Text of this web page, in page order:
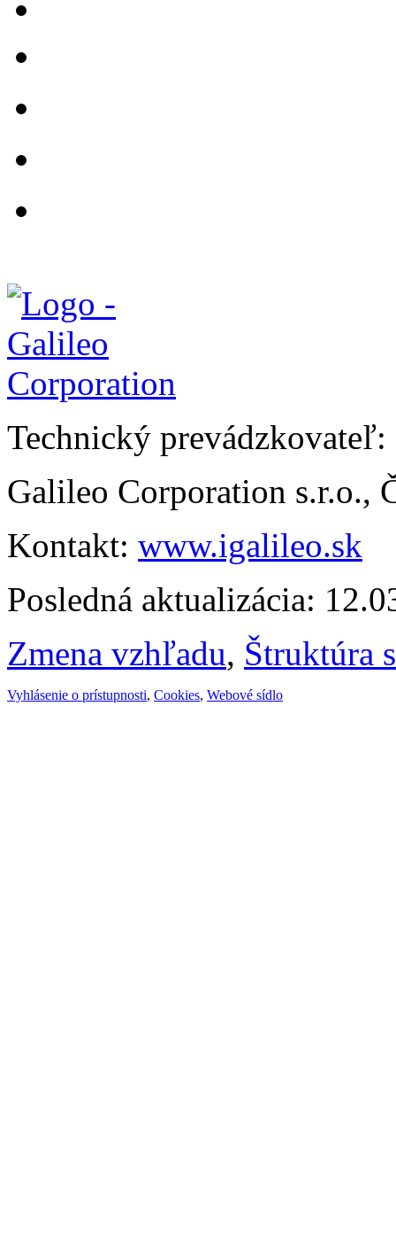
Technický prevádzkovateľ:
Galileo Corporation s.r.o.,
Kontakt: www.igalileo.sk
Posledná aktualizácia:
Zmena vzhľadu, Štruktúra
Vyhlásenie o prístupnosti, Cookies, Webové sídlo